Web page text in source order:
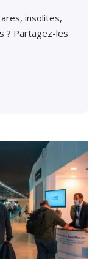
insolites,
? Partagez-les